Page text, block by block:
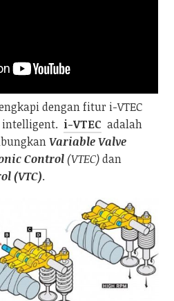
dengan fitur i-VTEC
intelligent. i-VTEC adalah
Variable Valve
Control (VTEC)dan
(VTC).